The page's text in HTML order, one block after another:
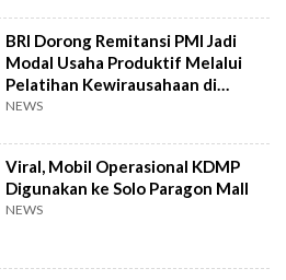
BRI Dorong Remitansi PMI Jadi
Modal Usaha Produktif Melalui
Pelatihan Kewirausahaan di
Taiwan
NEWS
Viral, Mobil Operasional KDMP
Digunakan ke Solo Paragon Mall
NEWS